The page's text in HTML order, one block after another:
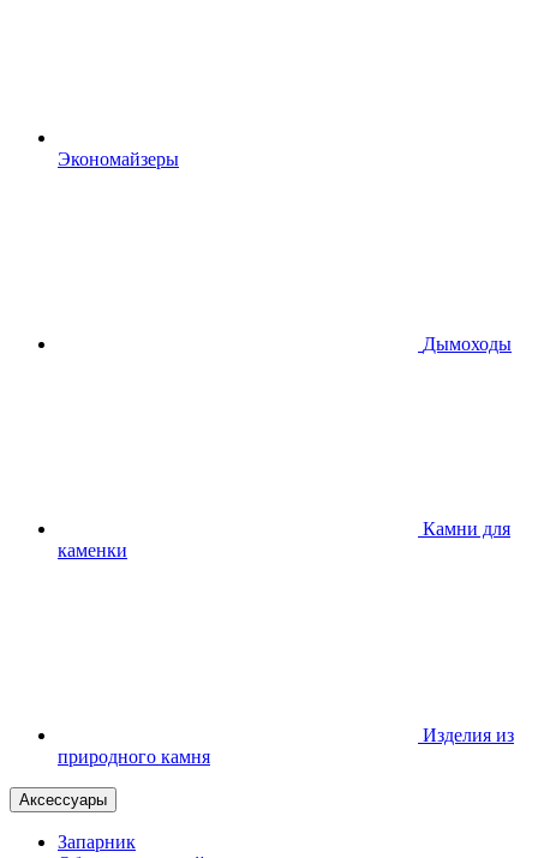
Экономайзеры
Дымоходы
Камни для
каменки
Изделия из
природного камня
Аксессуары
Запарник